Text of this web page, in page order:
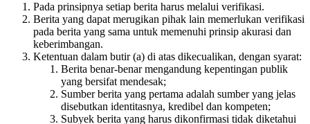
Pada prinsipnya setiap berita harus melalui verifikasi.
Berita yang dapat merugikan pihak lain memerlukan verifikasi
pada berita yang sama untuk memenuhi prinsip akurasi dan
keberimbangan.
Ketentuan dalam butir (a) di atas dikecualikan, dengan syarat:
Berita benar-benar mengandung kepentingan publik
yang bersifat mendesak;
Sumber berita yang pertama adalah sumber yang jelas
disebutkan identitasnya, kredibel dan kompeten;
Subyek berita yang harus dikonfirmasi tidak diketahui